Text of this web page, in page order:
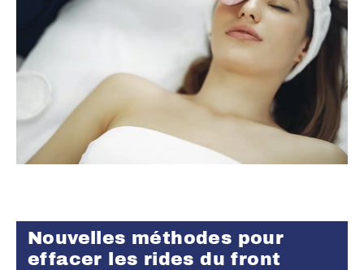
Nouvelles méthodes pour
effacer les rides du front